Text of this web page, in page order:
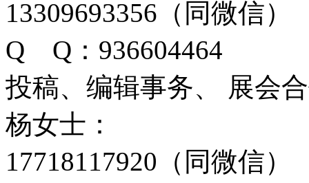
13309693356（同微信）
Q Q：936604464
投稿、编辑事务、 展会
杨女士：
17718117920（同微信）